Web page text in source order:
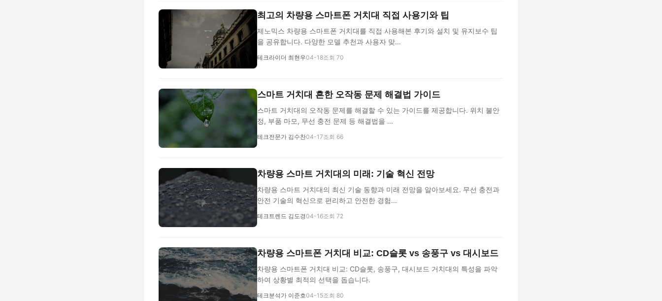
최고의 차량용 스마트폰 거치대 직접 사용기와 팁
제노믹스 차량용 스마트폰 거치대를 직접 사용해본 후기와 설치 및 유지보수 팁
을 공유합니다. 다양한 모델 추천과 사용자 맞...
테크라이더 최현우04-18조회 70
스마트 거치대 흔한 오작동 문제 해결법 가이드
스마트 거치대의 오작동 문제를 해결할 수 있는 가이드를 제공합니다. 위치 불안
정, 부품 마모, 무선 충전 문제 등 해결법을 ...
테크전문가 김수찬04-17조회 66
차량용 스마트 거치대의 미래: 기술 혁신 전망
차량용 스마트 거치대의 최신 기술 동향과 미래 전망을 알아보세요. 무선 충전과
안전 기술의 혁신으로 편리하고 안전한 경험...
테크트렌드 김도경04-16조회 72
차량용 스마트폰 거치대 비교: CD슬롯 vs 송풍구 vs 대시보드
차량용 스마트폰 거치대 비교: CD슬롯, 송풍구, 대시보드 거치대의 특성을 파악
하여 상황별 최적의 선택을 돕습니다.
테크분석가 이준호04-15조회 80